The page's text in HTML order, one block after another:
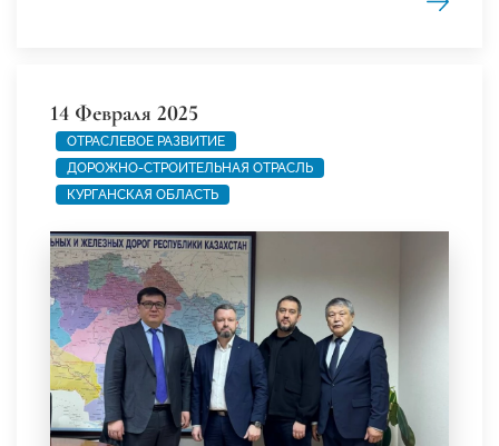
14 Февраля 2025
ОТРАСЛЕВОЕ РАЗВИТИЕ
ДОРОЖНО-СТРОИТЕЛЬНАЯ ОТРАСЛЬ
КУРГАНСКАЯ ОБЛАСТЬ